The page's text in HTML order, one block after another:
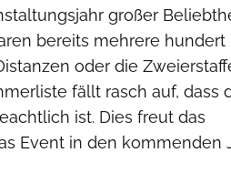
großer
bereits mehrere hundert
oder die
fällt rasch auf, dass
ist. Dies freut das
Event in den kommenden